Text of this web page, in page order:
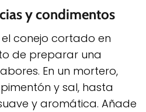
y condimentos
conejo cortado en
de preparar una
En un mortero,
y sal, hasta
y aromática. Añade